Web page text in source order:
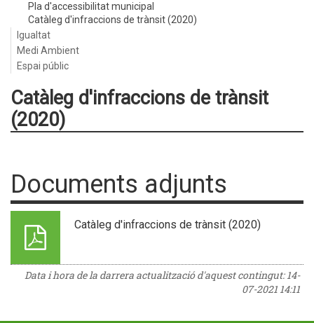
Pla d'accessibilitat municipal
Catàleg d'infraccions de trànsit (2020)
Igualtat
Medi Ambient
Espai públic
Catàleg d'infraccions de trànsit
(2020)
Documents adjunts
Catàleg d'infraccions de trànsit (2020)
Data i hora de la darrera actualització d'aquest contingut:14-
07-2021 14:11